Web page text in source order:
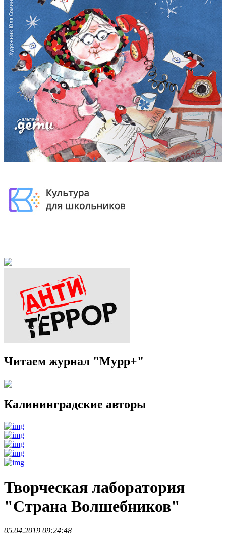
Читаем журнал "Мурр+"
Калининградские авторы
Творческая лаборатория
"Страна Волшебников"
05.04.2019 09:24:48